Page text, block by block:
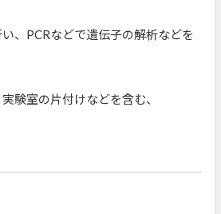
、PCRなどで遺伝子の解析などを
験室の片付けなどを含む、